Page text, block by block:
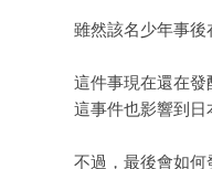
雖然該名少年事後
這件事現在還在發
這事件也影響到日
不過，最後會如何